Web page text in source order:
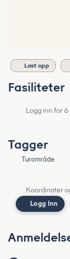
Last opp
Fasiliteter
Logg inn for
Tagger
Turområde
Koordinater
Logg Inn